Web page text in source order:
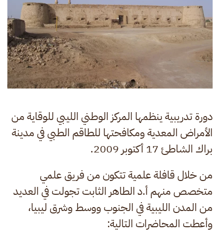
مدينة
براك
الشاطئ،
من
ضمن
جولة
القافلة
العلمية
في
ليبيا.
دورة تدريبية ينظمها المركز الوطني الليبي للوقاية من
الأمراض المعدية ومكافحتها للطاقم الطبي في مدينة
براك الشاطئ 17 أكتوبر 2009.
من خلال قافلة علمية تتكون من فريق علمي
متخصص منهم أ.د الطاهر الثابت تجولت في العديد
من المدن الليبية في الجنوب ووسط وشرق ليبيا،
وأعطت المحاضرات التالية: